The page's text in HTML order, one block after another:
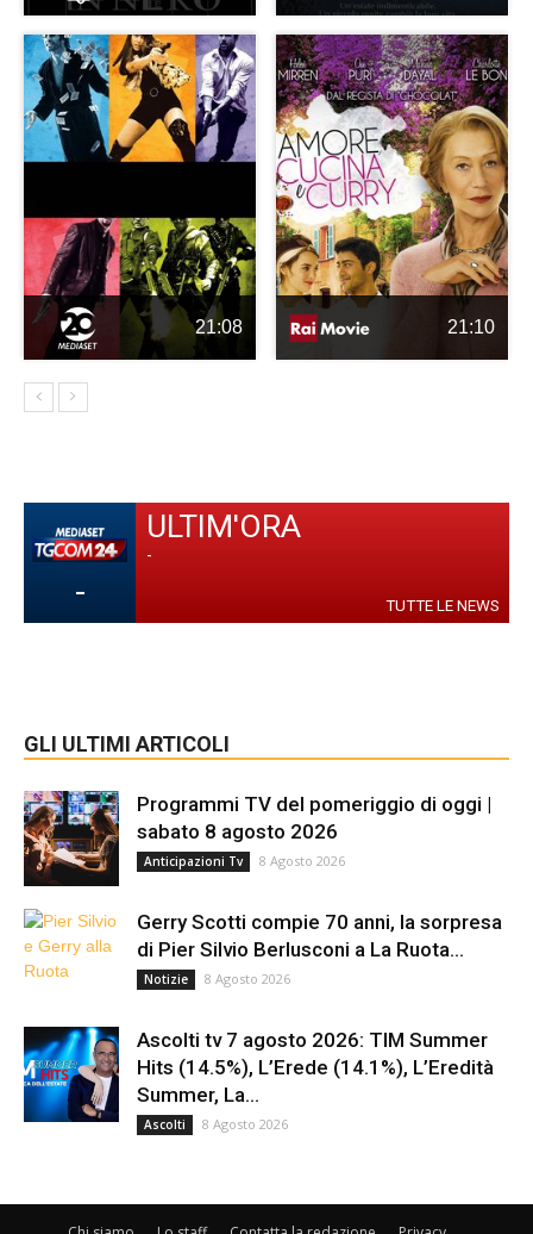
21:08 21:10
-
ULTIM'ORA
-
TUTTE LE NEWS
GLI ULTIMI ARTICOLI
Programmi TV del pomeriggio di oggi |
sabato 8 agosto 2026
Anticipazioni Tv 8 Agosto 2026
Gerry Scotti compie 70 anni, la sorpresa
di Pier Silvio Berlusconi a La Ruota...
Notizie 8 Agosto 2026
Ascolti tv 7 agosto 2026: TIM Summer
Hits (14.5%), L’Erede (14.1%), L’Eredità
Summer, La...
Ascolti 8 Agosto 2026